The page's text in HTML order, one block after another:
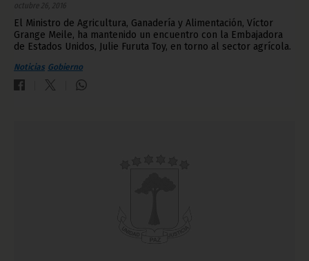
octubre 26, 2016
El Ministro de Agricultura, Ganadería y Alimentación, Víctor
Grange Meile, ha mantenido un encuentro con la Embajadora
de Estados Unidos, Julie Furuta Toy, en torno al sector agrícola.
Noticias Gobierno